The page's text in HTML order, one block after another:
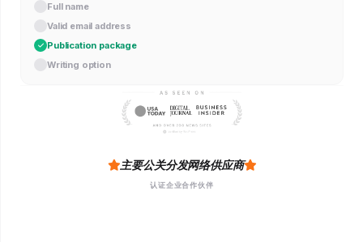
Full name
Valid email address
Publication package
Writing option
主要公关分发网络供应商
认证企业合作伙伴